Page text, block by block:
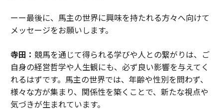
ーー最後に、馬主の世界に興味を持たれる方々へ向けて
メッセージをお願いします。
寺田： 競馬を通じて得られる学びや人との繋がりは、ご
自身の経営哲学や人生観にも、必ず良い影響を与えてく
れるはずです。馬主の世界では、年齢や性別を問わず、
様々な方が集まり、関係性を築くことで、新たな視点や
気づきが生まれています。